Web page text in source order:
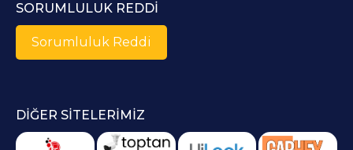
SORUMLULUK REDDI
Sorumluluk Reddi
DIĞER SITELERIMIZ